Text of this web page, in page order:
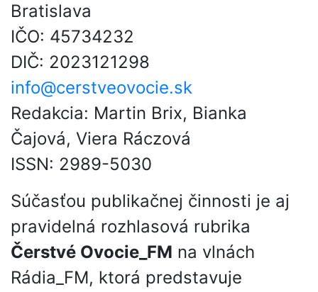
Bratislava
IČO: 45734232
DIČ: 2023121298
info@cerstveovocie.sk
Redakcia: Martin Brix, Bianka
Čajová, Viera Ráczová
ISSN: 2989-5030
Súčasťou publikačnej činnosti je aj
pravidelná rozhlasová rubrika
Čerstvé Ovocie_FM na vlnách
Rádia_FM, ktorá predstavuje